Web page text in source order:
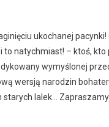
ukochanej
natychmiast! – ktoś,
wymyślonej
wersją narodzin
lalek...